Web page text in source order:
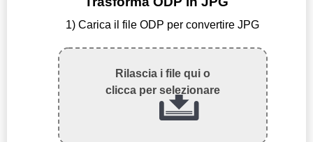
1) Carica il file ODP per convertire JPG
Rilascia i file qui o
clicca per selezionare